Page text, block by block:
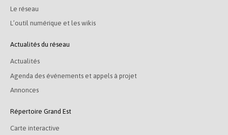
Le réseau
L’outil numérique et les wikis
Actualités du réseau
Actualités
Agenda des événements et appels à projet
Annonces
Répertoire Grand Est
Carte interactive